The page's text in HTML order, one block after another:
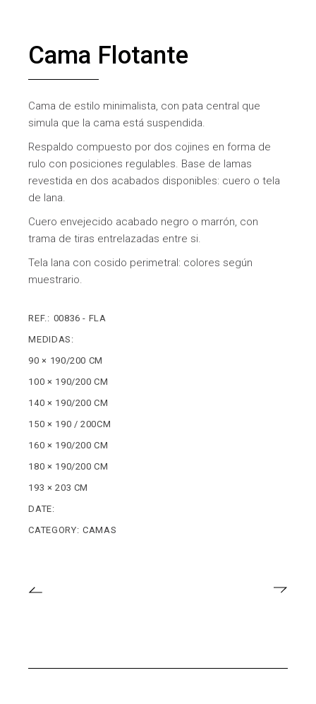
Cama Flotante
Cama de estilo minimalista, con pata central que
simula que la cama está suspendida.
Respaldo compuesto por dos cojines en forma de
rulo con posiciones regulables. Base de lamas
revestida en dos acabados disponibles: cuero o tela
de lana.
Cuero envejecido acabado negro o marrón, con
trama de tiras entrelazadas entre si.
Tela lana con cosido perimetral: colores según
muestrario.
REF.: 00836 - FLA
MEDIDAS:
90 × 190/200 CM
100 × 190/200 CM
140 × 190/200 CM
150 × 190 / 200CM
160 × 190/200 CM
180 × 190/200 CM
193 × 203 CM
DATE:
CATEGORY: CAMAS